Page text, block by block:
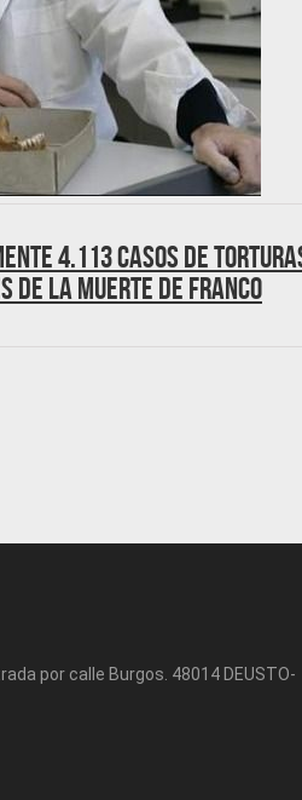
4.113 casos de
de la muerte de Franco
por calle Burgos. 48014 DEUSTO-